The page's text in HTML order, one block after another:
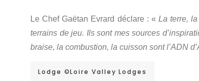
Le Chef Gaëtan Evrard déclare : « La terre,
terrains de jeu. Ils sont mes sources
braise, la combustion, la cuisson sont l’ADN
Lodge ©Loire Valley Lodges